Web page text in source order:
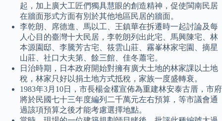
起，加上廣大工匠們獨具慧眼的創造精神，促使閩南民居
在牆面形式方面有別於其他地區民居的牆面。
李乾朗、席德進、馬以工、王鎮華在拆遷時一起討論及每
人心目的臺灣十大民居，李乾朗列出此宅、馬興陳宅、林
本源園邸、李騰芳古宅、筱雲山莊、霧峯林家宅園、摘星
山莊、社口大夫第、餘三館、佳冬蕭宅。
日治時期，日本政府開始對擁有廣大土地的林家課以土地
稅，林家只好以捐土地方式抵稅，家族一度盛轉衰。
1983年3月10日，市長楊金欉宣佈為重建林安泰古厝，市府
將於民國七十三年度編列二千萬元左右預算，等市議會通
過該項預算之後才能考慮選擇地點。